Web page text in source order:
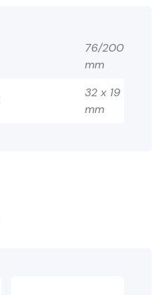
76/200
mm
32 x 19
mm